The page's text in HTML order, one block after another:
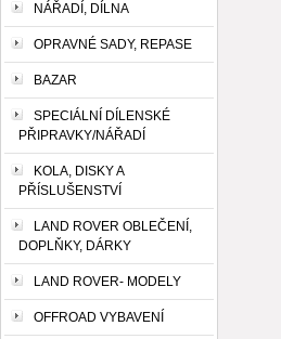
NÁŘADÍ, DÍLNA
OPRAVNÉ SADY, REPASE
BAZAR
SPECIÁLNÍ DÍLENSKÉ
PŘIPRAVKY/NÁŘADÍ
KOLA, DISKY A
PŘÍSLUŠENSTVÍ
LAND ROVER OBLEČENÍ,
DOPLŇKY, DÁRKY
LAND ROVER- MODELY
OFFROAD VYBAVENÍ